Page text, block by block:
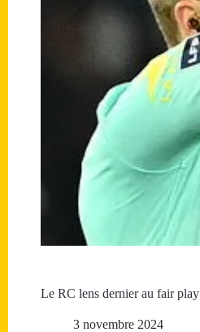
Le RC lens dernier au fair play
3 novembre 2024